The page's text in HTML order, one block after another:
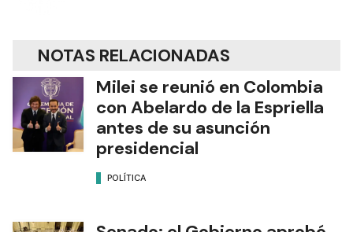
NOTAS RELACIONADAS
Milei se reunió en Colombia
con Abelardo de la Espriella
antes de su asunción
presidencial
POLÍTICA